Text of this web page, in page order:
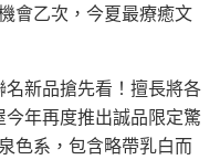
會乙次，今夏最療癒文
新品搶先看！擅長將各
年再度推出誠品限定驚
色系，包含略帶乳白而